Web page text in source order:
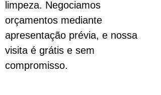
limpeza. Negociamos
orçamentos mediante
apresentação prévia, e nossa
visita é grátis e sem
compromisso.